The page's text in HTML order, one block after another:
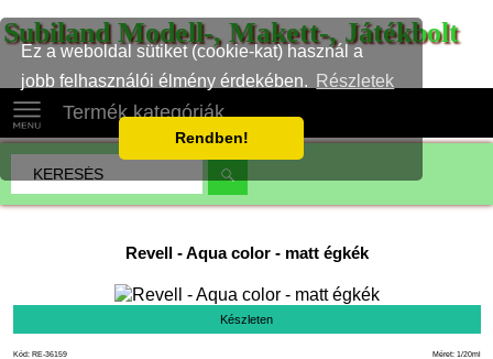
Ez a weboldal sütiket (cookie-kat) használ a
jobb felhasználói élmény érdekében.
Részletek
Rendben!
Subiland Modell-, Makett-, Játékbolt
Termék kategóriák
Revell -Aqua color - matt égkék
Készleten
Méret: 1/20ml
Kód: RE-36159